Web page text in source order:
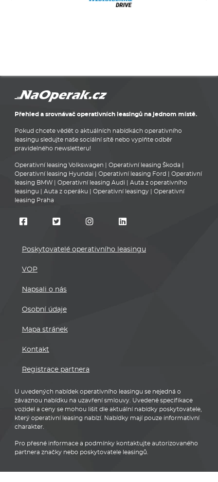
Přehled a srovnávač operativních leasingů na jednom místě.
Pokud chcete vědět o aktuálních nabídkách operativního
leasingu sledujte naše sociální sítě nebo vyplňte odběr
pravidelného newsletteru!
Operativní leasing Volkswagen Operativní leasing Škoda
Operativní leasing Hyundai
Operativní leasing Ford
Operativní
leasing BMW
Operativní leasing Audi
Auta z operativního
leasingu
Auta z operáku Operativní leasingy
Operativní
leasing Praha
Poskytovatelé operativního leasingu
VOP
Napsali o nás
Osobní údaje
Mapa stránek
Kontakt
Registrace partnera
U uvedených nabídek operativního leasingu se nejedná o
závaznou nabídku na uzavření smlouvy. Uvedené specifikace
vozidel a ceny se mohou lišit dle aktuální nabídky poskytovatele,
který operativní leasing nabízí. Nabídky mají pouze informativní
charakter.
Pro přesné informace a podmínky kontaktujte autorizovaného
partnera značky nebo poskytovatele leasingů.